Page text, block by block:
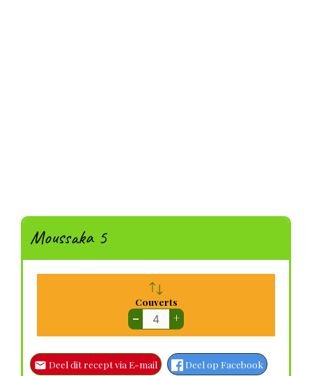
Moussaka 5
Couverts
– +
Deel dit recept via E-mail Deel op Facebook